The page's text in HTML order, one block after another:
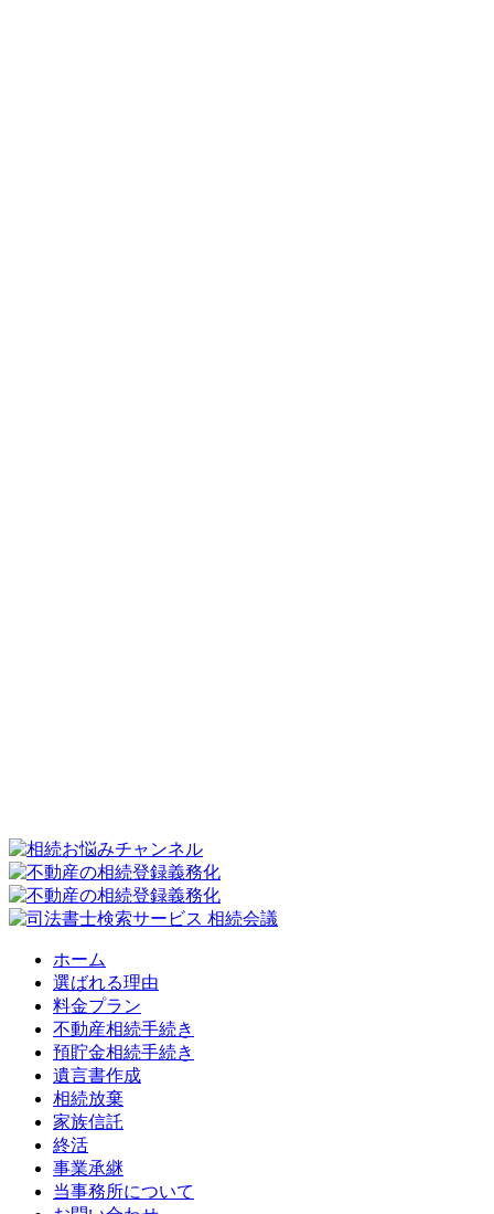
ホーム
選ばれる理由
料金プラン
不動産相続手続き
預貯金相続手続き
遺言書作成
相続放棄
家族信託
終活
事業承継
当事務所について